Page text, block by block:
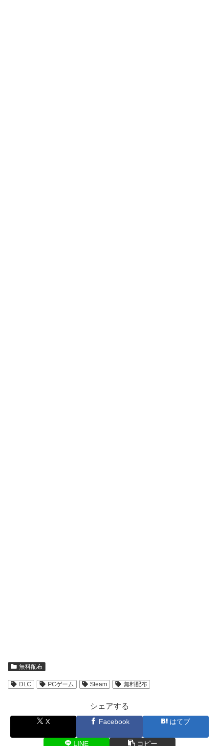
無料配布
DLC PCゲーム Steam 無料配布
シェアする
X Facebook はてブ
LINE コピー